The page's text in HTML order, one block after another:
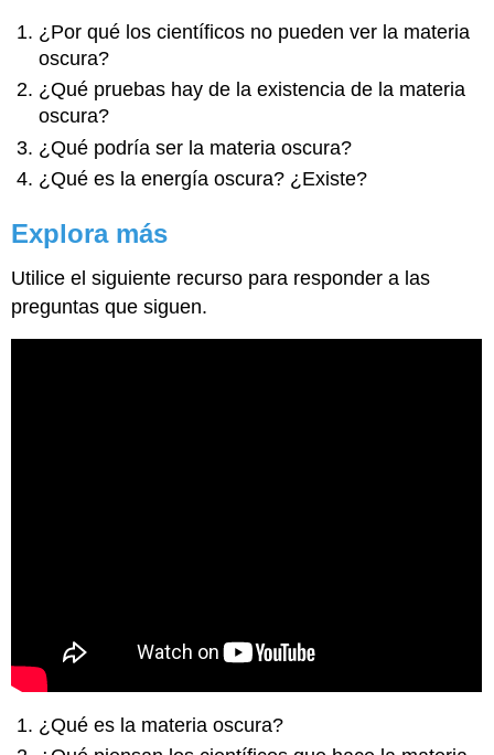
¿Por qué los científicos no pueden ver la materia
oscura?
¿Qué pruebas hay de la existencia de la materia
oscura?
¿Qué podría ser la materia oscura?
¿Qué es la energía oscura? ¿Existe?
Explora más
Utilice el siguiente recurso para responder a las
preguntas que siguen.
¿Qué es la materia oscura?